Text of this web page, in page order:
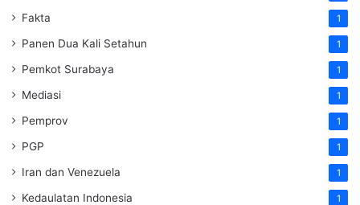
Fakta 1
Panen Dua Kali Setahun 1
Pemkot Surabaya 1
Mediasi 1
Pemprov 1
PGP 1
Iran dan Venezuela 1
Kedaulatan Indonesia 1